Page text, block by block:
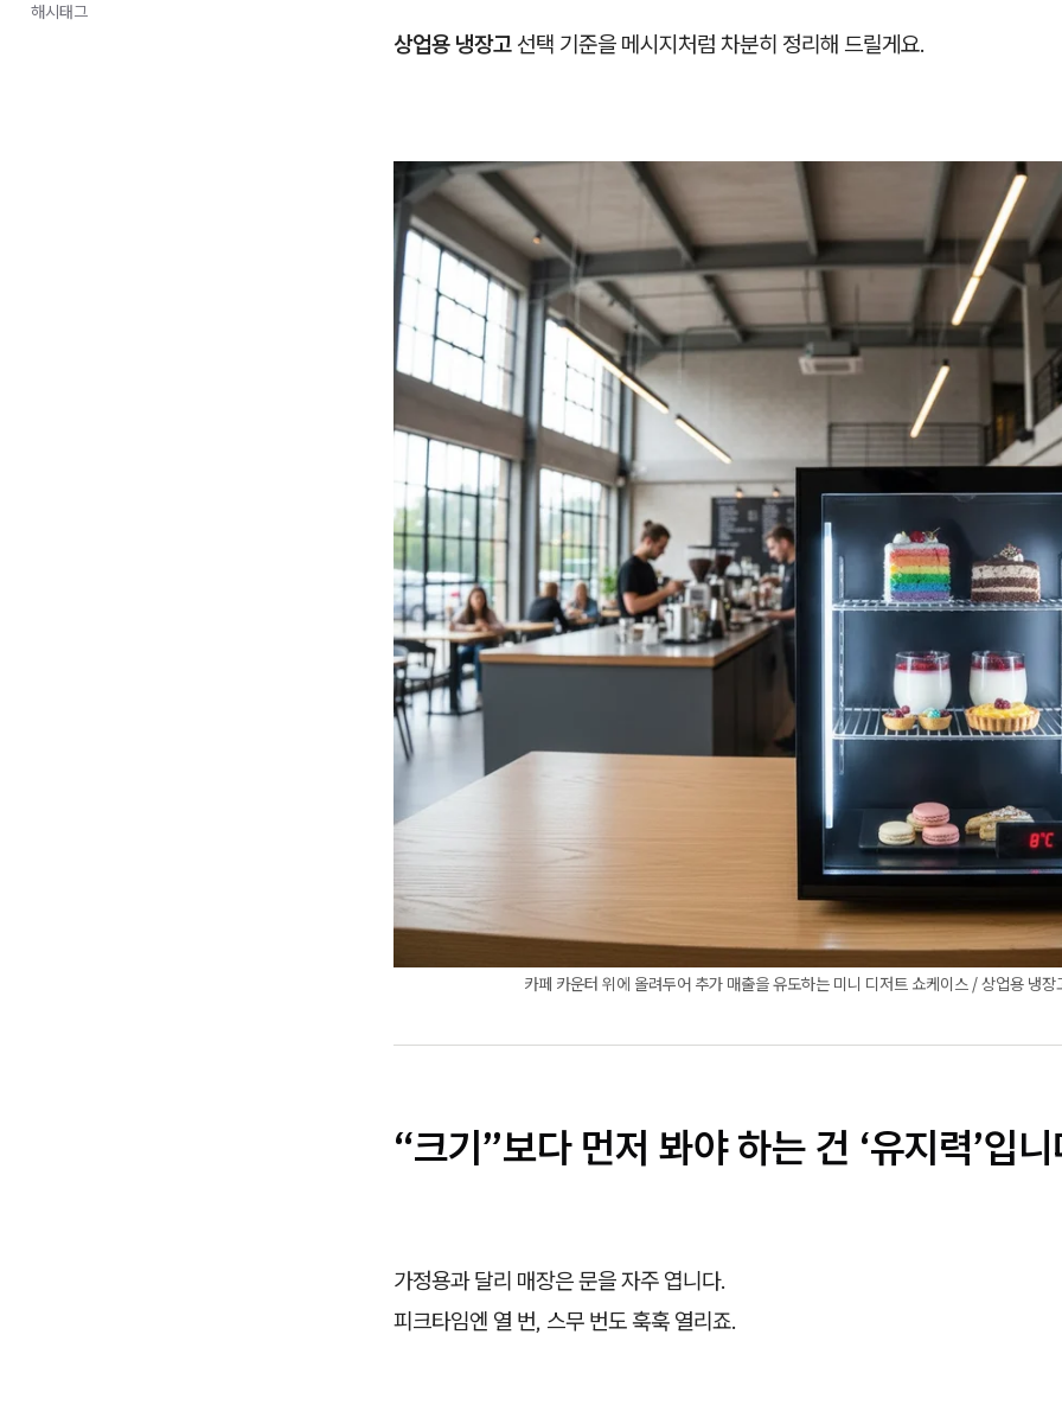
상업용 냉장고 선택 기준을 메시지처럼 차분히 정리해 드릴게요.
카페 카운터 위에 올려두어 추가 매출을 유도하는 미니 디저트 쇼케이스 / 상업용 냉장
“크기”보다 먼저 봐야 하는 건 ‘유지력’입
가정용과 달리 매장은 문을 자주 엽니다.
피크타임엔 열 번, 스무 번도 훅훅 열리죠.
해시태그